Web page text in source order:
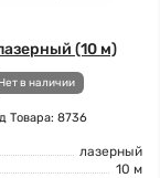
(10 м)
Нет в наличии
Товара: 8736
лазерный
10 м